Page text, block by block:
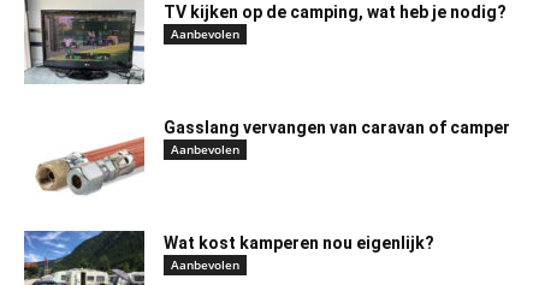
TV kijken op de camping, wat heb je nodig?
Aanbevolen
Gasslang vervangen van caravan of camper
Aanbevolen
Wat kost kamperen nou eigenlijk?
Aanbevolen